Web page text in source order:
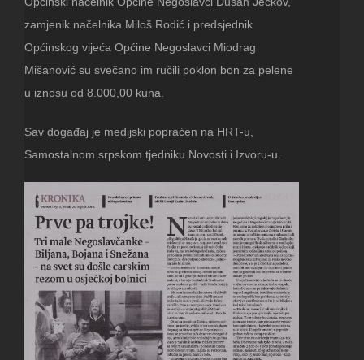
zamjenik načelnika Miloš Rodić i predsjednik
Općinskog vijeća Općine Negoslavci Miodrag
Mišanović su svečano im ručili poklon bon za pelene
u iznosu od 8.000,00 kuna.
Sav događaj je medijski popraćen na HRT-u,
Samostalnom srpskom tjedniku Novosti i Izvoru-u.